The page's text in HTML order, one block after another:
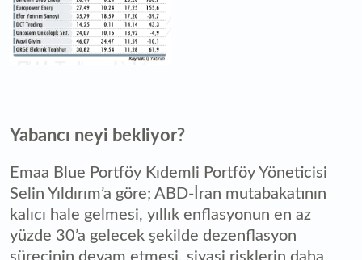
Yabancı neyi bekliyor?
Emaa Blue Portföy Kıdemli Portföy Yöneticisi
Selin Yıldırım’a göre; ABD-İran mutabakatının
kalıcı hale gelmesi, yıllık enflasyonun en az
yüzde 30’a gelecek şekilde dezenflasyon
sürecinin devam etmesi, siyasi risklerin daha